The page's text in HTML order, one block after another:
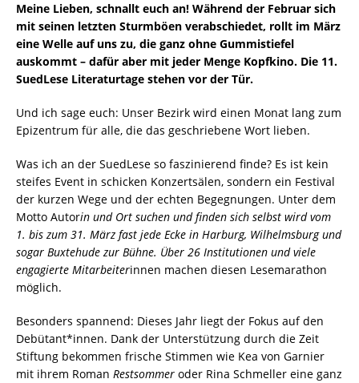
Meine Lieben, schnallt euch an! Während der Februar sich
mit seinen letzten Sturmböen verabschiedet, rollt im März
eine Welle auf uns zu, die ganz ohne Gummistiefel
auskommt – dafür aber mit jeder Menge Kopfkino. Die 11.
SuedLese Literaturtage stehen vor der Tür.
Und ich sage euch: Unser Bezirk wird einen Monat lang zum
Epizentrum für alle, die das geschriebene Wort lieben.
Was ich an der SuedLese so faszinierend finde? Es ist kein
steifes Event in schicken Konzertsälen, sondern ein Festival
der kurzen Wege und der echten Begegnungen. Unter dem
Motto Autorin und Ort suchen und finden sich selbst wird vom
1. bis zum 31. März fast jede Ecke in Harburg, Wilhelmsburg und
sogar Buxtehude zur Bühne. Über 26 Institutionen und viele
engagierte Mitarbeiterinnen machen diesen Lesemarathon
möglich.
Besonders spannend: Dieses Jahr liegt der Fokus auf den
Debütant*innen. Dank der Unterstützung durch die Zeit
Stiftung bekommen frische Stimmen wie Kea von Garnier
mit ihrem Roman Restsommer oder Rina Schmeller eine ganz